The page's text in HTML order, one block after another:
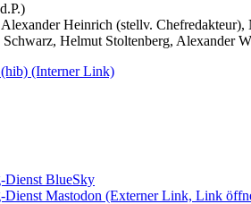
Heinrich (stellv. Chefredakteur),
Helmut Stoltenberg, Alexander
(Interner Link)
Dienst BlueSky
Mastodon (Externer Link, Link